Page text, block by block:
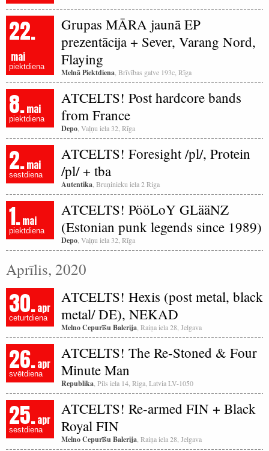
22.
mai
piektdiena
Grupas MĀRA jaunā EP
prezentācija + Sever, Varang Nord,
Flaying
Melnā Piektdiena , Brīvības gatve 193c, Rīga
8.mai
piektdiena
ATCELTS! Post hardcore bands
from France
Depo , Vaļņu iela 32, Rīga
2.mai
sestdiena
ATCELTS! Foresight /pl/, Protein
/pl/ + tba
Autentika , Bruņinieku iela 2 Riga
1.mai
piektdiena
ATCELTS! PööLoY GLääNZ
(Estonian punk legends since 1989)
Depo , Vaļņu iela 32, Rīga
Aprīlis, 2020
30.apr
ceturtdiena
ATCELTS! Hexis (post metal, black
metal/ DE), NEKAD
Melno Cepurīšu Balerija , Raiņa iela 28, Jelgava
26.apr
svētdiena
ATCELTS! The Re-Stoned & Four
Minute Man
Republika , Pils iela 14, Riga, Latvia LV-1050
25.apr
sestdiena
ATCELTS! Re-armed FIN + Black
Royal FIN
Melno Cepurīšu Balerija , Raiņa iela 28, Jelgava